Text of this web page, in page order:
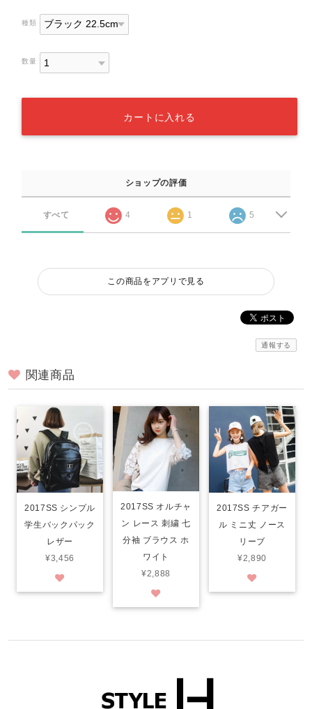
種類
数量
カートに入れる
ショップの評価
すべて 4 1 5
この商品をアプリで見る
通報する
関連商品
2017SS シンプル
学生バックパック
レザー
¥3,456
2017SS オルチャ
ン レース 刺繍 七
分袖 ブラウス ホ
ワイト
¥2,888
2017SS チアガー
ル ミニ丈 ノース
リーブ
¥2,890